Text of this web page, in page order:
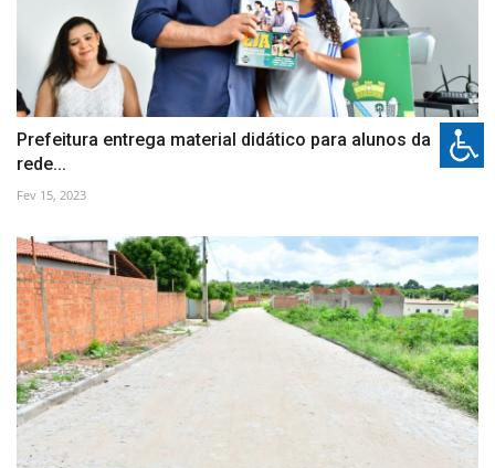
Prefeitura entrega material didático para alunos da
rede...
Fev 15, 2023